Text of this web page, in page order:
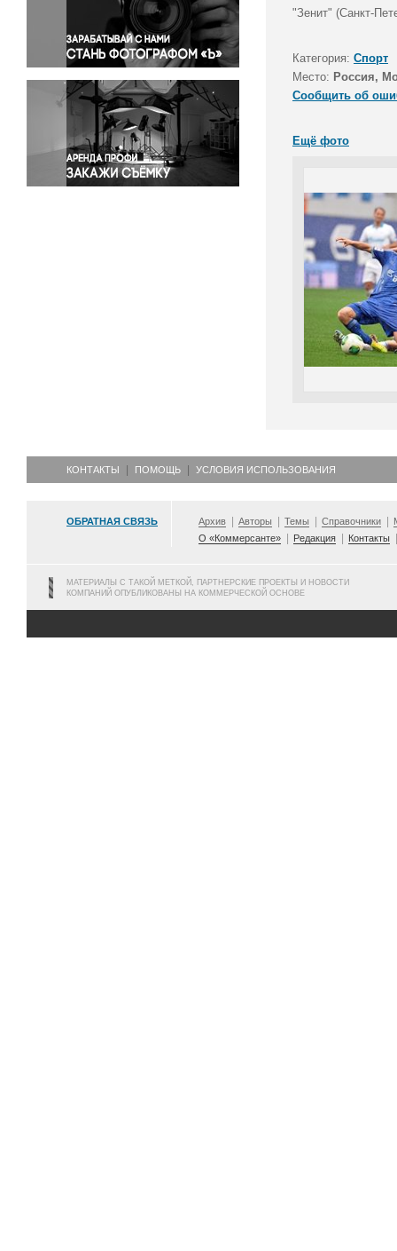
Правосудие
Происшествия и конфликты
Религия
Светская жизнь
Спорт
Экология
Экономика и бизнес
"Зенит" (Санкт-
Категория: Спорт
Место: Россия,
Сообщить об
Ещё фото
КОНТАКТЫ ПОМОЩЬ УСЛОВИЯ ИСПОЛЬЗОВАНИЯ
ОБРАТНАЯ СВЯЗЬ Архив Авторы Темы Справочники
О «Коммерсанте»
Редакция Контакты
МАТЕРИАЛЫ С ТАКОЙ МЕТКОЙ, ПАРТНЕРСКИЕ ПРОЕКТЫ И НОВОСТИ
КОМПАНИЙ ОПУБЛИКОВАНЫ НА КОММЕРЧЕСКОЙ ОСНОВЕ